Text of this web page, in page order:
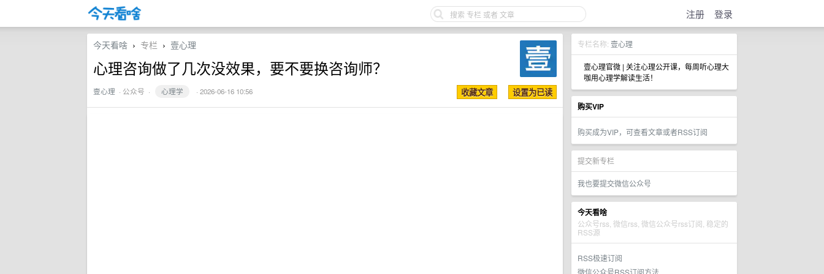
注册 登录
专栏名称: 壹心理
壹心理官微 | 关注心理公开课，每周听心理大
咖用心理学解读生活！
购买VIP
购买成为VIP，可查看文章或者RSS订阅
提交新专栏
我也要提交微信公众号
今天看啥
公众号rss, 微信rss, 微信公众号rss订阅, 稳定的
RSS源
RSS极速订阅
微信公众号RSS订阅方法
今天看啥 › 专栏 › 壹心理
心理咨询做了几次没效果，要不要换咨询师？
壹心理 · 公众号 · 心理学 · 2026-06-16 10:56